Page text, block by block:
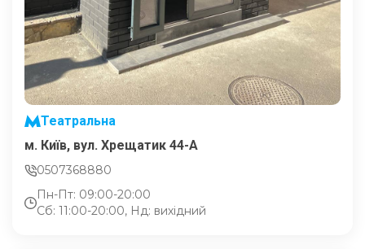
Театральна
м. Київ, вул. Хрещатик 44-A
0507368880
Пн-Пт: 09:00-20:00
Сб: 11:00-20:00, Нд: вихідний